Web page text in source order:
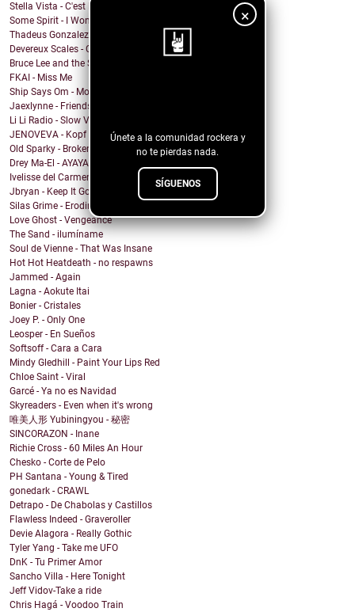
×
Únete a la comunidad rockera y
no te pierdas nada.
SÍGUENOS
Stella Vista - C'est la Vie
Some Spirit - I Won't Let You Down
Thadeus Gonzalez - Every Heart Beats
Devereux Scales - Close Your Eyes and Sing!
Bruce Lee and the Streetfighters - Lost Your Head
FKAI - Miss Me
Ship Says Om - Mother Director
Jaexlynne - Friends Like You
Li Li Radio - Slow View
JENOVEVA - Kopf auf
Old Sparky - Broken City Blues
Drey Ma-El - AYAYAI
Ivelisse del Carmen - Mi Sangre Baila
Jbryan - Keep It Going
Silas Grime - Eroding Grace
Love Ghost - Vengeance
The Sand - ilumíname
Soul de Vienne - That Was Insane
Hot Hot Heatdeath - no respawns
Jammed - Again
Lagna - Aokute Itai
Bonier - Cristales
Joey P. - Only One
Leosper - En Sueños
Softsoff - Cara a Cara
Mindy Gledhill - Paint Your Lips Red
Chloe Saint - Viral
Garcé - Ya no es Navidad
Skyreaders - Even when it's wrong
唯美人形 Yubiningyou - 秘密
SINCORAZON - Inane
Richie Cross - 60 Miles An Hour
Chesko - Corte de Pelo
PH Santana - Young & Tired
gonedark - CRAWL
Detrapo - De Chabolas y Castillos
Flawless Indeed - Graveroller
Devie Alagora - Really Gothic
Tyler Yang - Take me UFO
DnK - Tu Primer Amor
Sancho Villa - Here Tonight
Jeff Vidov-Take a ride
Chris Hagá - Voodoo Train